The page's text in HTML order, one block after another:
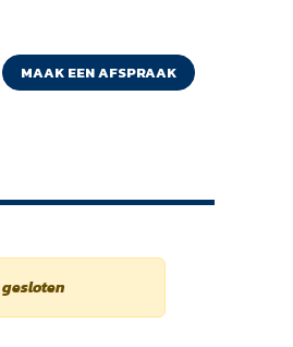
MAAK EEN AFSPRAAK
gesloten